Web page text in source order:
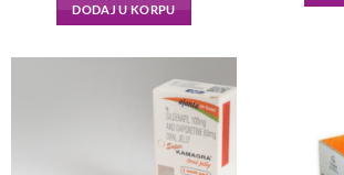
DODAJ U KORPU